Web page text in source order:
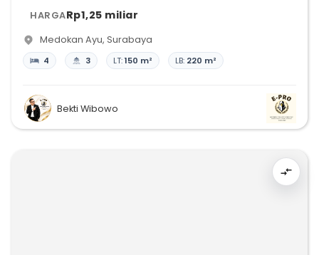
HARGARp1,25 miliar
Medokan Ayu, Surabaya
4 3 LT:150 m² LB: 220 m²
Bekti Wibowo